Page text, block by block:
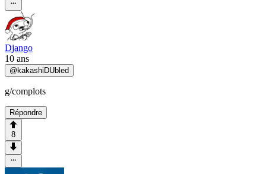
Django
10 ans
@ kakashiDUbled
g/complots
Répondre
8